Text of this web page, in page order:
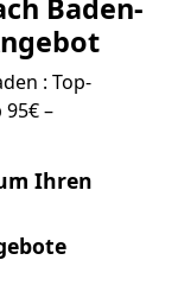
Baden-
: Top-
–
Ihren